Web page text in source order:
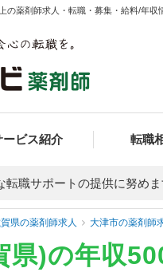
の薬剤師求人・転職・募集・給料/年収
ービス紹介 転職
転職サポートの提供に努めま
県の薬剤師求人 大津市の薬剤師
県)の年収